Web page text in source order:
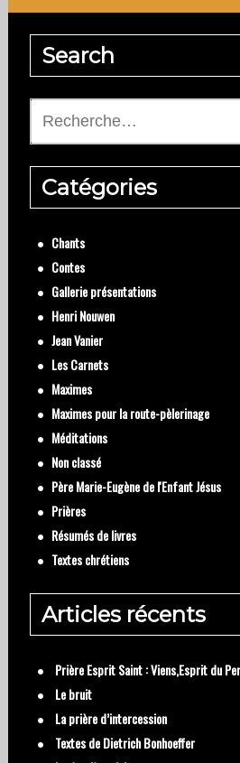
Search
Rechercher :
Catégories
Chants
Contes
Gallerie présentations
Henri Nouwen
Jean Vanier
Les Carnets
Maximes
Maximes pour la route-pèlerinage
Méditations
Non classé
Père Marie-Eugène de l'Enfant Jésus
Prières
Résumés de livres
Textes chrétiens
Articles récents
Prière Esprit Saint : Viens,Esprit du
Le bruit
La prière d’intercession
Textes de Dietrich Bonhoeffer